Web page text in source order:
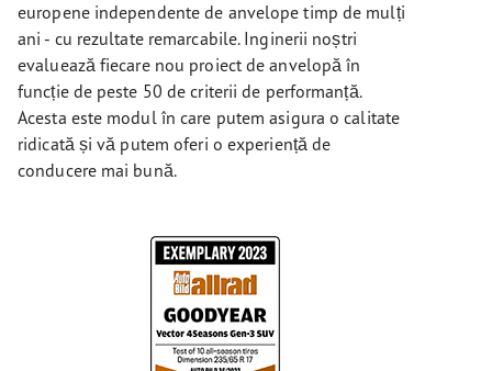
europene independente de anvelope timp de mulți
ani - cu rezultate remarcabile. Inginerii noștri
evaluează fiecare nou proiect de anvelopă în
funcție de peste 50 de criterii de performanță.
Acesta este modul în care putem asigura o calitate
ridicată și vă putem oferi o experiență de
conducere mai bună.